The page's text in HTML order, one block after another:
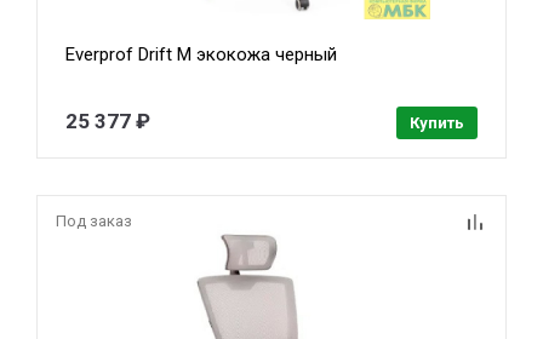
Everprof Drift M экокожа черный
25 377 ₽ Купить
Под заказ